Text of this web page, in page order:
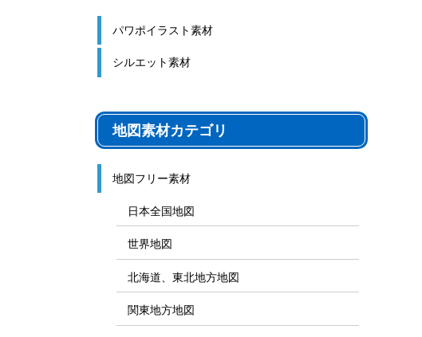
パワポイラスト素材
シルエット素材
地図素材カテゴリ
地図フリー素材
日本全国地図
世界地図
北海道、東北地方地図
関東地方地図